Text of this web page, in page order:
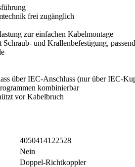
frei zugänglich
zur einfachen Kabelmontage
Schraub- und Krallenbefestigung,
über IEC-Anschluss (nur über IEC-
kombinierbar
vor Kabelbruch
4050414122528
Nein
Doppel-Richtkoppler